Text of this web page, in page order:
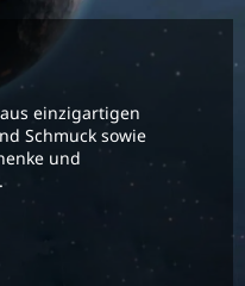
einzigartigen
Schmuck sowie
und